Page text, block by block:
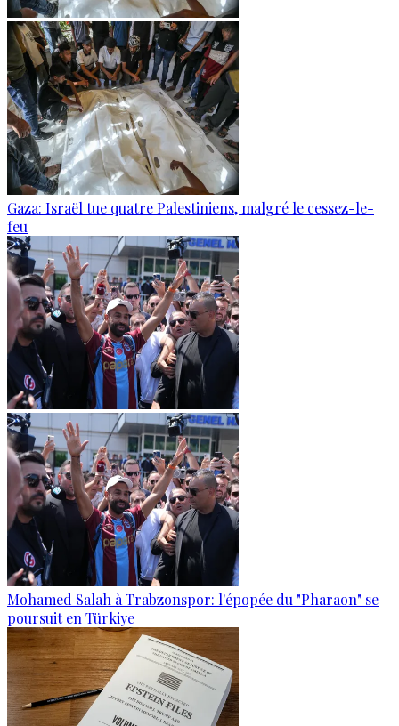
Gaza: Israël tue quatre Palestiniens, malgré le cessez-le-
feu
Mohamed Salah à Trabzonspor: l'épopée du "Pharaon" se
poursuit en Türkiye